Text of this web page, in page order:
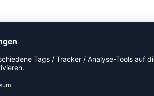
Das Langarmtrikot bietet, durch
Ellbogenpolster schützen. Jetzt